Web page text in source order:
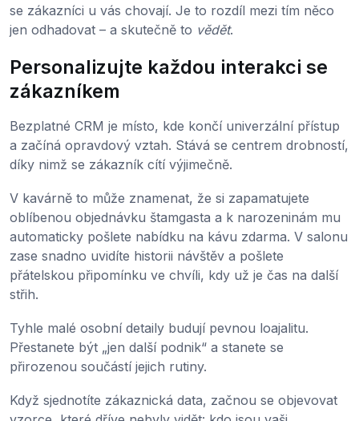
se zákazníci u vás chovají. Je to rozdíl mezi tím něco
jen odhadovat – a skutečně to vědět.
Personalizujte každou interakci se
zákazníkem
Bezplatné CRM je místo, kde končí univerzální přístup
a začíná opravdový vztah. Stává se centrem drobností,
díky nimž se zákazník cítí výjimečně.
V kavárně to může znamenat, že si zapamatujete
oblíbenou objednávku štamgasta a k narozeninám mu
automaticky pošlete nabídku na kávu zdarma. V salonu
zase snadno uvidíte historii návštěv a pošlete
přátelskou připomínku ve chvíli, kdy už je čas na další
střih.
Tyhle malé osobní detaily budují pevnou loajalitu.
Přestanete být „jen další podnik“ a stanete se
přirozenou součástí jejich rutiny.
Když sjednotíte zákaznická data, začnou se objevovat